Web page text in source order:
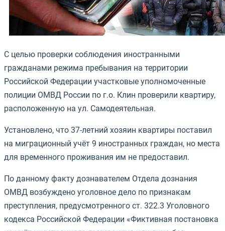
С целью проверки соблюдения иностранными
гражданами режима пребывания на территории
Российской Федерации участковые уполномоченные
полиции ОМВД России по г.о. Клин проверили квартиру,
расположенную на ул. Самодеятельная.
Установлено, что 37-летний хозяин квартиры поставил
на миграционный учёт 9 иностранных граждан, но места
для временного проживания им не предоставил.
По данному факту дознавателем Отдела дознания
ОМВД возбуждено уголовное дело по признакам
преступления, предусмотренного ст. 322.3 Уголовного
кодекса Российской Федерации «Фиктивная постановка